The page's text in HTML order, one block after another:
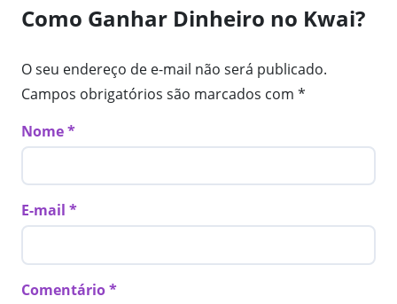
Como Ganhar Dinheiro no Kwai?
O seu endereço de e-mail não será publicado.
Campos obrigatórios são marcados com *
Nome
E-mail
Comentário